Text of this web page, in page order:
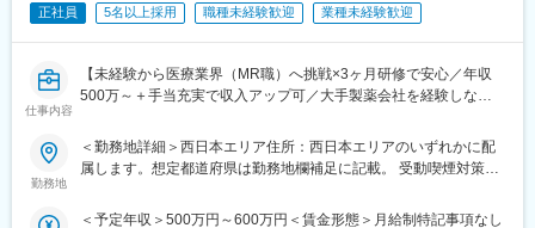
変更の範囲：会社の定める業務
でなく、変化する時代に対応するビジネススキル習得も含め階層
■家族も安心な手厚い福利厚生
できる制度があります。社員と社員のご家族が安心し、仕事もプ
ライベートも充実して活躍できるよう、福利厚生制度を整備して
正社員 5名以上採用 職種未経験歓迎 業種未経験歓迎
仕事内容
【未経験から医療業界（MR職）へ挑戦×3ヶ月研修で安心／年収
500万～＋手当充実で収入アップ可／大手製薬会社を経験しなが
＜入社月について＞
入社月が決まっているため同期も多く安心してスタート可能
勤務地
＜勤務地詳細＞西日本エリア住所：西日本エリアのいずれかに配
属します。想定都道府県は勤務地欄補足に記載。 受動喫煙対策：
＜予定年収＞500万円～600万円＜賃金形態＞月給制特記事項なし